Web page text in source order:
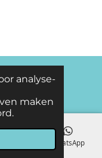
analyse-
maken
WhatsApp